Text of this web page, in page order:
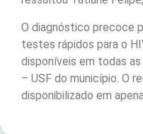
O diagnóstico precoce
testes rápidos para o
disponíveis em todas as
– USF do município. O
disponibilizado em